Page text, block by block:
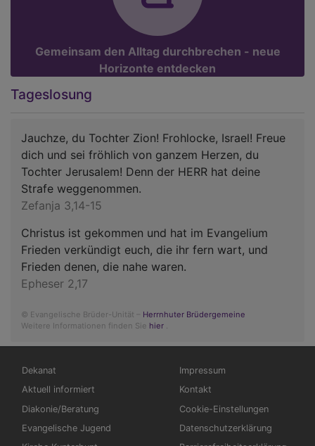
Gemeinsam den Alltag durchbrechen - neue
Horizonte entdecken
Tageslosung
Jauchze, du Tochter Zion! Frohlocke, Israel! Freue
dich und sei fröhlich von ganzem Herzen, du
Tochter Jerusalem! Denn der HERR hat deine
Strafe weggenommen.
Zefanja 3,14-15
Christus ist gekommen und hat im Evangelium
Frieden verkündigt euch, die ihr fern wart, und
Frieden denen, die nahe waren.
Epheser 2,17
© Evangelische Brüder-Unität – Herrnhuter Brüdergemeine
Weitere Informationen finden Sie hier .
Hauptnavigation
Dekanat
Aktuell informiert
Diakonie/Beratung
Evangelische Jugend
Fußbereichsmenü
Impressum
Kontakt
Cookie-Einstellungen
Datenschutzerklärung